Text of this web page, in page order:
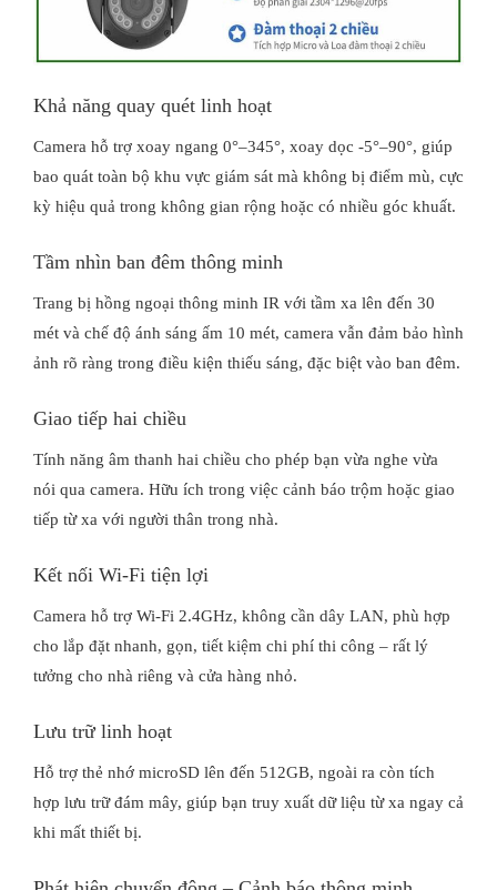
Khả năng quay quét linh hoạt
Camera hỗ trợ xoay ngang 0°–345°, xoay dọc -5°–90°, giúp
bao quát toàn bộ khu vực giám sát mà không bị điểm mù, cực
kỳ hiệu quả trong không gian rộng hoặc có nhiều góc khuất.
Tầm nhìn ban đêm thông minh
Trang bị hồng ngoại thông minh IR với tầm xa lên đến 30
mét và chế độ ánh sáng ấm 10 mét, camera vẫn đảm bảo hình
ảnh rõ ràng trong điều kiện thiếu sáng, đặc biệt vào ban đêm.
Giao tiếp hai chiều
Tính năng âm thanh hai chiều cho phép bạn vừa nghe vừa
nói qua camera. Hữu ích trong việc cảnh báo trộm hoặc giao
tiếp từ xa với người thân trong nhà.
Kết nối Wi-Fi tiện lợi
Camera hỗ trợ Wi-Fi 2.4GHz, không cần dây LAN, phù hợp
cho lắp đặt nhanh, gọn, tiết kiệm chi phí thi công – rất lý
tưởng cho nhà riêng và cửa hàng nhỏ.
Lưu trữ linh hoạt
Hỗ trợ thẻ nhớ microSD lên đến 512GB, ngoài ra còn tích
hợp lưu trữ đám mây, giúp bạn truy xuất dữ liệu từ xa ngay cả
khi mất thiết bị.